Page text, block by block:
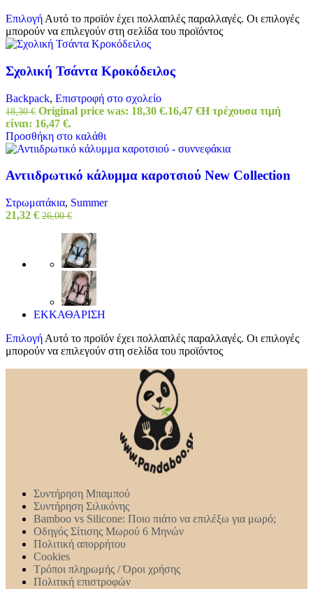
Επιλογή Αυτό το προϊόν έχει πολλαπλές παραλλαγές. Οι επιλογές
μπορούν να επιλεγούν στη σελίδα του προϊόντος
Σχολική Τσάντα Κροκόδειλος
Backpack, Επιστροφή στο σχολείο
18,30€ Original price was: 18,30 €.16,47 €Η τρέχουσα τιμή
είναι: 16,47 €.
Προσθήκη στο καλάθι
Αντιιδρωτικό κάλυμμα καροτσιού New Collection
Στρωματάκια, Summer
21,32 € 26,00€
ΕΚΚΑΘΑΡΙΣΗ
Επιλογή Αυτό το προϊόν έχει πολλαπλές παραλλαγές. Οι επιλογές
μπορούν να επιλεγούν στη σελίδα του προϊόντος
Συντήρηση Mπαμπού
Συντήρηση Σιλικόνης
Bamboo vs Silicone: Ποιο πιάτο να επιλέξω για μωρό;
Οδηγός Σίτισης Μωρού 6 Μηνών
Πολιτική απορρήτου
Cookies
Τρόποι πληρωμής / Όροι χρήσης
Πολιτική επιστροφών